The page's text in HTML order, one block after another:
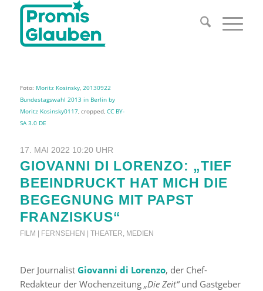
Foto: Moritz Kosinsky, 20130922
Bundestagswahl 2013 in Berlin by
Moritz Kosinsky0117, cropped, CC BY-
SA 3.0 DE
17. MAI 2022 10:20 UHR
GIOVANNI DI LORENZO: „TIEF
BEEINDRUCKT HAT MICH DIE
BEGEGNUNG MIT PAPST
FRANZISKUS“
FILM | FERNSEHEN | THEATER, MEDIEN
Der Journalist Giovanni di Lorenzo, der Chef-
Redakteur der Wochenzeitung „Die Zeit“und Gastgeber